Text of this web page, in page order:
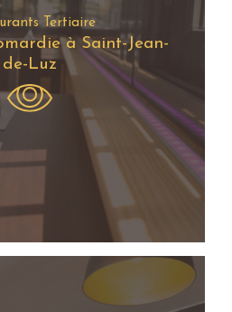
Tertiaire
à Saint-Jean-
de-Luz